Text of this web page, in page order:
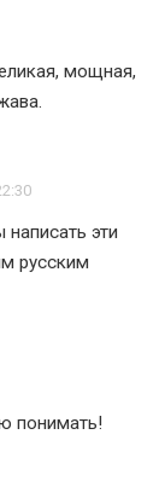
мощная,
эти
русским
понимать!